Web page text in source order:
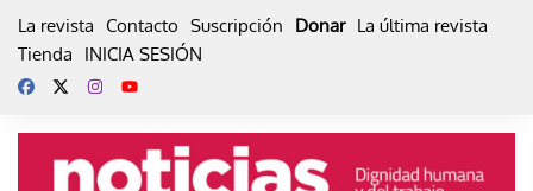
La revista Contacto Suscripción Donar La última revista
Tienda
INICIA SESIÓN